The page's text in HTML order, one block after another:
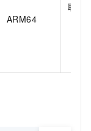
ARM64
取值